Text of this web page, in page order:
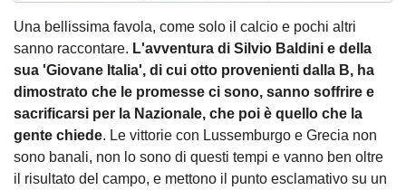
Una bellissima favola, come solo il calcio e pochi altri
sanno raccontare. L'avventura di Silvio Baldini e della
sua 'Giovane Italia', di cui otto provenienti dalla B, ha
dimostrato che le promesse ci sono, sanno soffrire e
sacrificarsi per la Nazionale, che poi è quello che la
gente chiede. Le vittorie con Lussemburgo e Grecia non
sono banali, non lo sono di questi tempi e vanno ben oltre
il risultato del campo, e mettono il punto esclamativo su un